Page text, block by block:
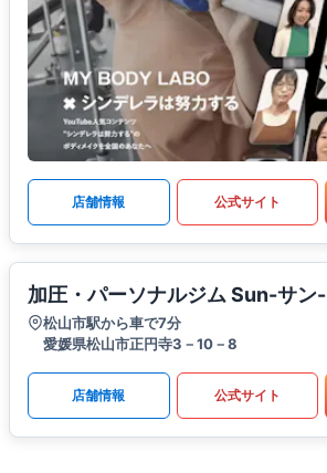
店舗情報 公式サイト
加圧・パーソナルジム Sun-サン-
松山市駅から車で7分
愛媛県松山市正円寺3－10－8
店舗情報 公式サイト